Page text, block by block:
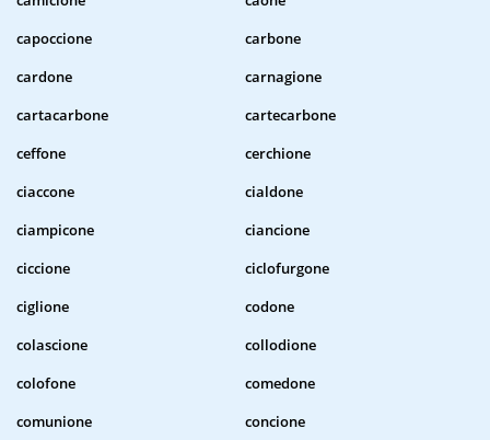
capoccione
carbone
cardone
carnagione
cartacarbone
cartecarbone
ceffone
cerchione
ciaccone
cialdone
ciampicone
ciancione
ciccione
ciclofurgone
ciglione
codone
colascione
collodione
colofone
comedone
comunione
concione